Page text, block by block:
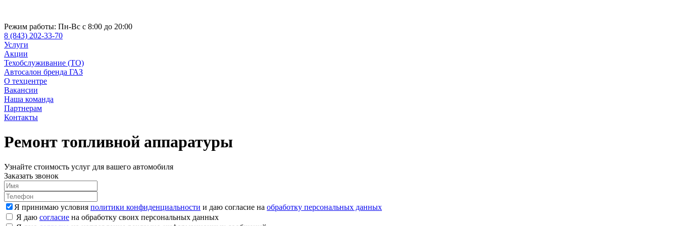
Режим работы: Пн-Вс с 8:00 до 20:00
8 (843) 202-33-70
Услуги
Акции
Техобслуживание (ТО)
Автосалон бренда ГАЗ
О техцентре
Вакансии
Наша команда
Партнерам
Контакты
Ремонт топливной аппаратуры
Узнайте стоимость услуг для вашего автомобиля
Заказать звонок
Я принимаю условия политики конфиденциальности и даю согласие на обработку персональных данных
Я даю согласие на обработку своих персональных данных